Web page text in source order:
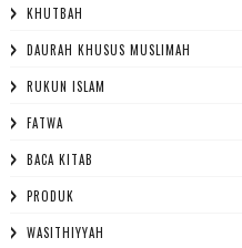
KHUTBAH
DAURAH KHUSUS MUSLIMAH
RUKUN ISLAM
FATWA
BACA KITAB
PRODUK
WASITHIYYAH